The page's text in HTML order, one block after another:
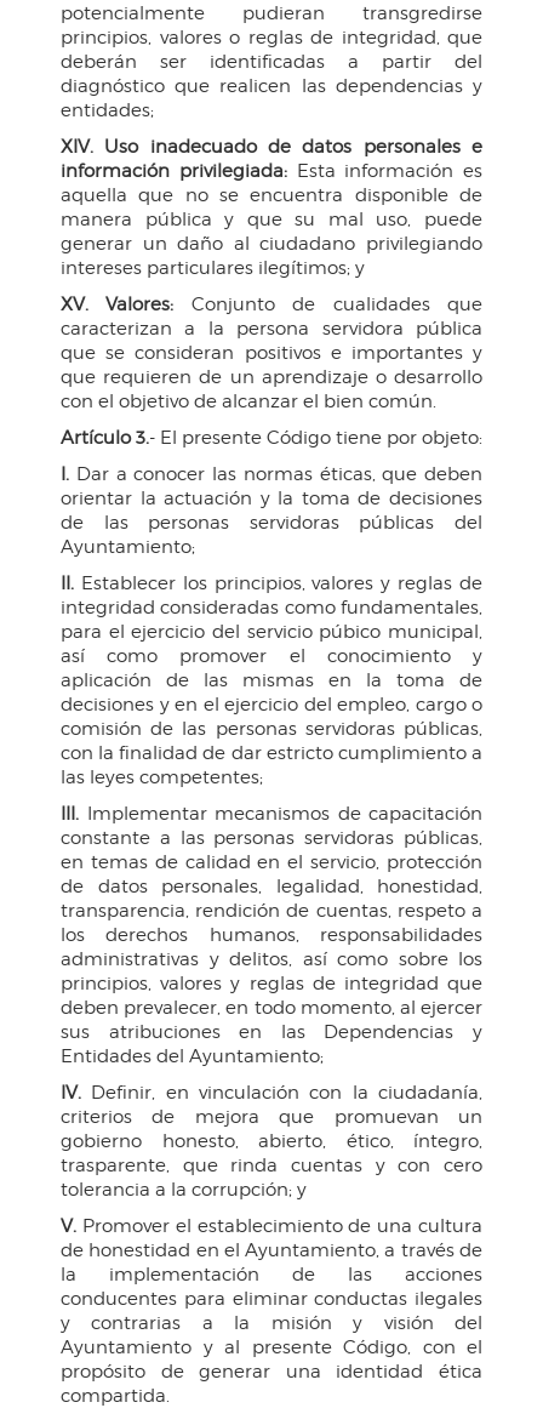
potencialmente pudieran transgredirse
principios, valores o reglas de integridad, que
deberán ser identificadas a partir del
diagnóstico que realicen las dependencias y
entidades;
XIV. Uso inadecuado de datos personales e
información privilegiada:Esta información es
aquella que no se encuentra disponible de
manera pública y que su mal uso, puede
generar un daño al ciudadano privilegiando
intereses particulares ilegítimos; y
XV. Valores: Conjunto de cualidades que
caracterizan a la persona servidora pública
que se consideran positivos e importantes y
que requieren de un aprendizaje o desarrollo
con el objetivo de alcanzar el bien común.
Artículo 3.- El presente Código tiene por objeto:
I. Dar a conocer las normas éticas, que deben
orientar la actuación y la toma de decisiones
de las personas servidoras públicas del
Ayuntamiento;
II. Establecer los principios, valores y reglas de
integridad consideradas como fundamentales,
para el ejercicio del servicio púbico municipal,
así como promover el conocimiento y
aplicación de las mismas en la toma de
decisiones y en el ejercicio del empleo, cargo o
comisión de las personas servidoras públicas,
con la finalidad de dar estricto cumplimiento a
las leyes competentes;
III. Implementar mecanismos de capacitación
constante a las personas servidoras públicas,
en temas de calidad en el servicio, protección
de datos personales, legalidad, honestidad,
transparencia, rendición de cuentas, respeto a
los derechos humanos, responsabilidades
administrativas y delitos, así como sobre los
principios, valores y reglas de integridad que
deben prevalecer, en todo momento, al ejercer
sus atribuciones en las Dependencias y
Entidades del Ayuntamiento;
IV. Definir, en vinculación con la ciudadanía,
criterios de mejora que promuevan un
gobierno honesto, abierto, ético, íntegro,
trasparente, que rinda cuentas y con cero
tolerancia a la corrupción; y
V. Promover el establecimiento de una cultura
de honestidad en el Ayuntamiento, a través de
la implementación de las acciones
conducentes para eliminar conductas ilegales
y contrarias a la misión y visión del
Ayuntamiento y al presente Código, con el
propósito de generar una identidad ética
compartida.